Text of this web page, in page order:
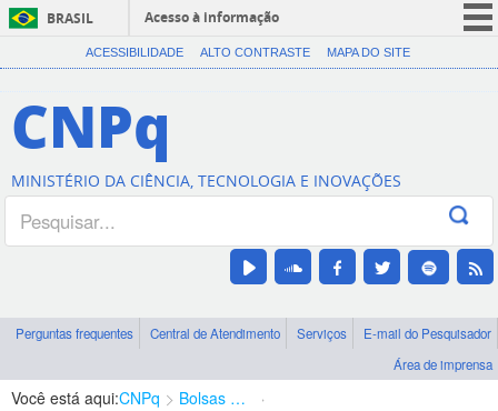
BRASIL
Acesso à informação
CORONAVÍRUS (COVID-19)
Canais
ACESSIBILIDADE ALTO CONTRASTE MAPA DO SITE
CNPq
MINISTÉRIO DA CIÊNCIA, TECNOLOGIA E INOVAÇÕES
Perguntas frequentes Central de Atendimento Serviços
E-mail do Pesquisador
Área de imprensa
Você está aqui:CNPq Bolsas e Auxílios Vigentes